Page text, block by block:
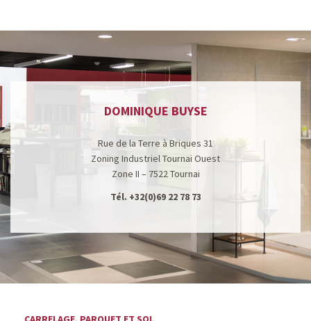
DOMINIQUE BUYSE
Rue de la Terre à Briques 31
Zoning Industriel Tournai Ouest
Zone II – 7522 Tournai
Tél. +32(0)69 22 78 73